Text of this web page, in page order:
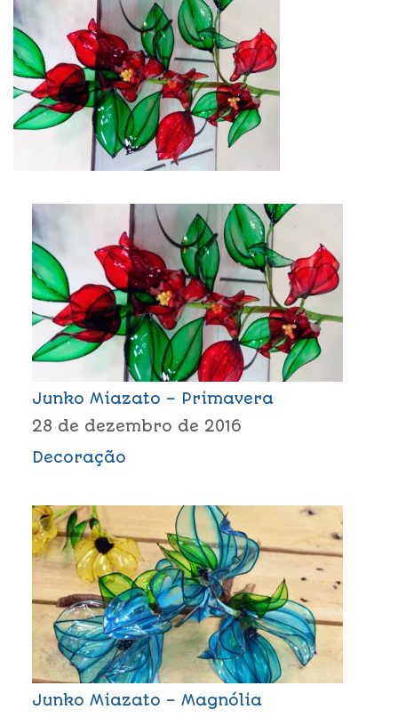
Junko Miazato – Primavera
28 de dezembro de 2016
Decoração
Junko Miazato – Magnólia